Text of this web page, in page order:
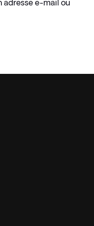
adresse e-mail ou